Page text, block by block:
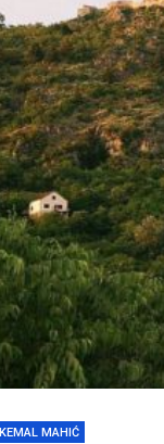
KEMAL MAHIĆ